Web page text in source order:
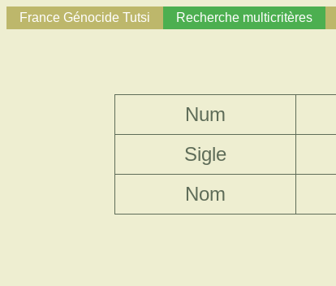
France Génocide Tutsi Recherche multicritères
Num
Sigle
Nom